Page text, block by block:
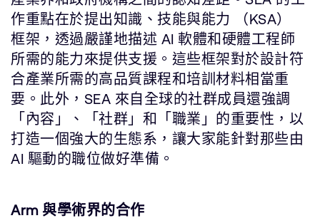
作重點在於提出知識、技能與能力 （KSA）
框架，透過嚴謹地描述 AI 軟體和硬體工程師
所需的能力來提供支援。這些框架對於設計符
合產業所需的高品質課程和培訓材料相當重
要。此外，SEA 來自全球的社群成員還強調
「內容」、「社群」和「職業」的重要性，以
打造一個強大的生態系，讓大家能針對那些由
AI 驅動的職位做好準備。
Arm 與學術界的合作